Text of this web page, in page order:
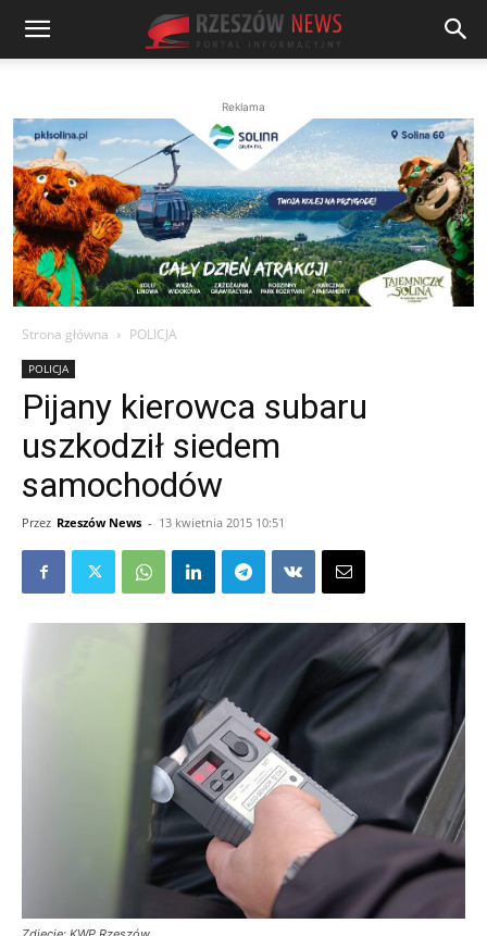
Reklama
Strona główna POLICJA
POLICJA
Pijany kierowca subaru
uszkodził siedem
samochodów
Przez Rzeszów News - 13 kwietnia 2015 10:51